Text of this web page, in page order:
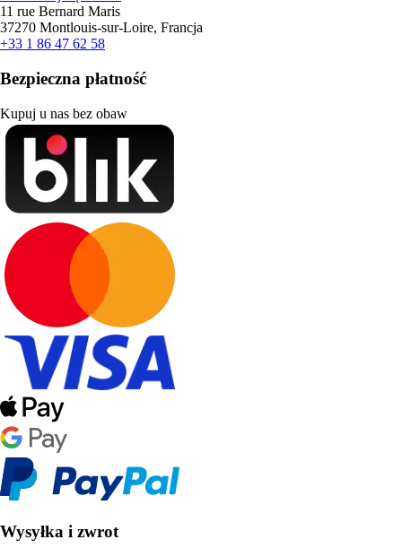
11 rue Bernard Maris
37270 Montlouis-sur-Loire, Francja
+33 1 86 47 62 58
Bezpieczna płatność
Kupuj u nas bez obaw
Wysyłka i zwrot